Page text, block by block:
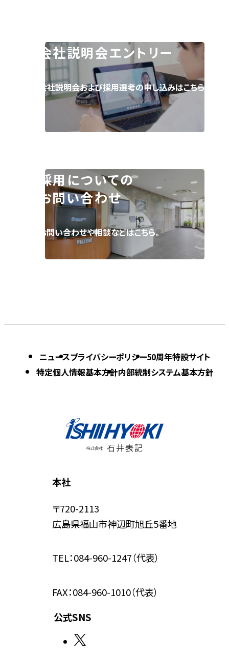
会社説明会エントリー
会社説明会および採用選考の申し込みはこちら。
採用についての
お問い合わせ
お問い合わせや相談などはこちら。
ニュースプライバシーポリシー50周年特設サイト
特定個人情報基本方針内部統制システム基本方針
本社
〒720-2113
広島県福山市神辺町旭丘5番地
TEL：084-960-1247（代表）
FAX：084-960-1010（代表）
公式SNS
外